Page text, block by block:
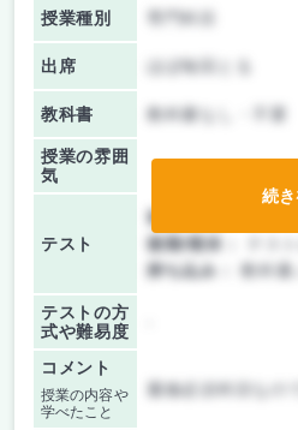
授業種別
出席 ほぼ毎回とる
教科書 教科書なし・不要
授業の雰囲
気
テスト
前期/中間：
後期/期末：
持ち込み：
教科
テストの方
式や難易度
コメント
授業の内容や
学べたこと
履修必須科目なの
続き